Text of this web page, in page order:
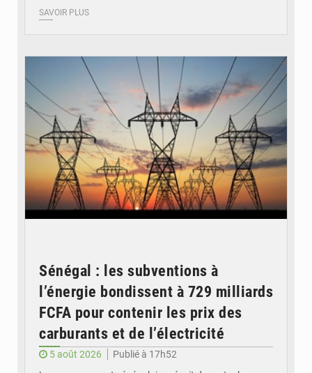
SAVOIR PLUS
Sénégal : les subventions à
l’énergie bondissent à 729 milliards
FCFA pour contenir les prix des
carburants et de l’électricité
5 août 2026
Publié à 17h52